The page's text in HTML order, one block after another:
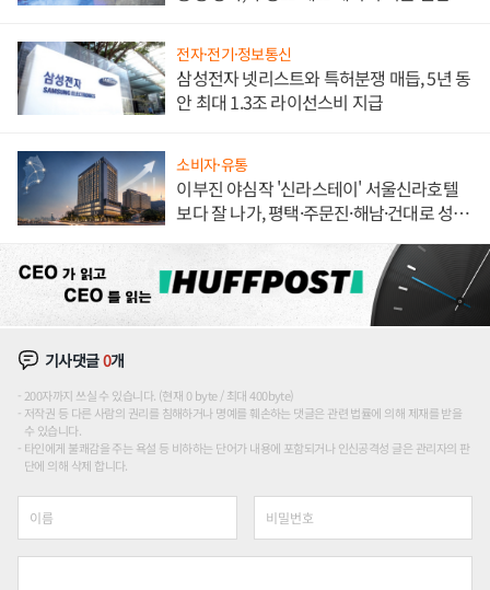
전자·전기·정보통신
삼성전자 넷리스트와 특허분쟁 매듭, 5년 동
안 최대 1.3조 라이선스비 지급
소비자·유통
이부진 야심작 '신라스테이' 서울신라호텔
보다 잘 나가, 평택·주문진·해남·건대로 성
기사댓글0개
200자까지 쓰실 수 있습니다. (현재 0 byte / 최대 400byte)
저작권 등 다른 사람의 권리를 침해하거나 명예를 훼손하는 댓글은 관련 법률에 의해 제재를 받을
수 있습니다.
타인에게 불쾌감을 주는 욕설 등 비하하는 단어가 내용에 포함되거나 인신공격성 글은 관리자의 판
단에 의해 삭제 합니다.